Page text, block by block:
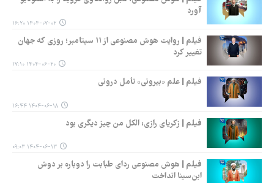
آورد
۱۴۰۴-۰۷-۰۲ ۱۶:۲۰
فیلم | روایت هوش مصنوعی از ۱۱ سپتامبر؛ روزی که جهان
تغییر کرد
۱۴۰۴-۰۶-۲۰ ۱۷:۱۰
فیلم | علم «بیرونی» تأمل درونی
۱۴۰۴-۰۶-۱۸ ۱۶:۴۴
فیلم | زکریای رازی: الکل من چیز دیگری بود
۱۴۰۴-۰۶-۱۳ ۰۹:۰۳
فیلم | هوش مصنوعی ردای طبابت را دوباره بر دوش
ابن‌سینا انداخت